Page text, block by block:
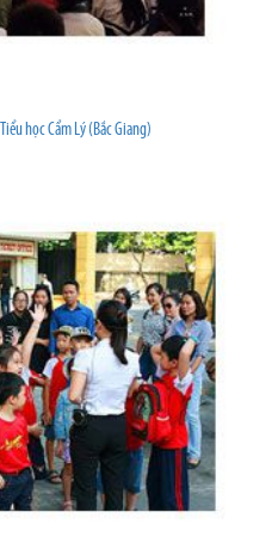
học Cẩm Lý (Bắc Giang)